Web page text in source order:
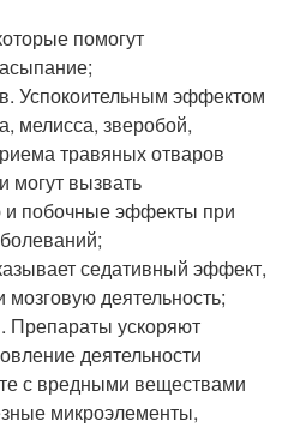
помогут
Успокоительным эффектом
мелисса, зверобой,
травяных отваров
могут вызвать
и побочные эффекты при
седативный эффект,
деятельность;
Препараты ускоряют
деятельности
с вредными веществами
микроэлементы,